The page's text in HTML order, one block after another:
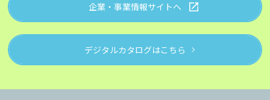
企業・事業情報サイトへ
デジタルカタログはこちら